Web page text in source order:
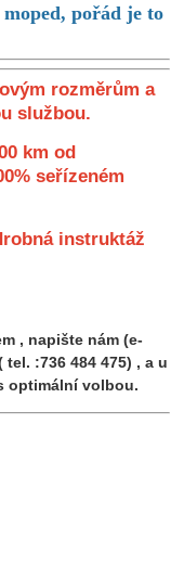
pořád je to
rozměrům a
službou.
km od
seřízeném
instruktáž
, napište nám (e-
tel. :736 484 475) ,a u
optimální volbou.